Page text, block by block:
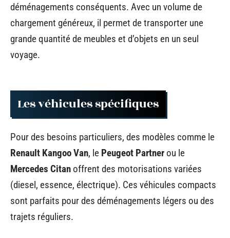
déménagements conséquents. Avec un volume de
chargement généreux, il permet de transporter une
grande quantité de meubles et d’objets en un seul
voyage.
Les véhicules spécifiques
Pour des besoins particuliers, des modèles comme le
Renault Kangoo Van, le Peugeot Partner ou le
Mercedes Citan offrent des motorisations variées
(diesel, essence, électrique). Ces véhicules compacts
sont parfaits pour des déménagements légers ou des
trajets réguliers.